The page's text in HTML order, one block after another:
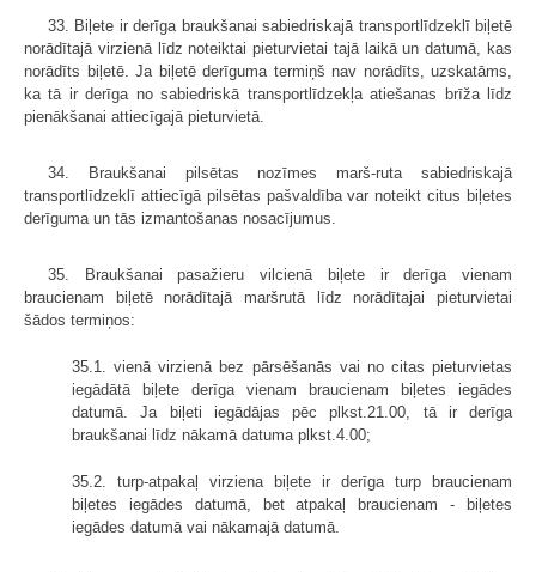
33. Biļete ir derīga braukšanai sabiedriskajā transportlīdzeklī biļetē
norādītajā virzienā līdz noteiktai pieturvietai tajā laikā un datumā, kas
norādīts biļetē. Ja biļetē derīguma termiņš nav norādīts, uzskatāms,
ka tā ir derīga no sabiedriskā transportlīdzekļa atiešanas brīža līdz
pienākšanai attiecīgajā pieturvietā.
34. Braukšanai pilsētas nozīmes marš-ruta sabiedriskajā
transportlīdzeklī attiecīgā pilsētas pašvaldība var noteikt citus biļetes
derīguma un tās izmantošanas nosacījumus.
35. Braukšanai pasažieru vilcienā biļete ir derīga vienam
braucienam biļetē norādītajā maršrutā līdz norādītajai pieturvietai
šādos termiņos:
35.1. vienā virzienā bez pārsēšanās vai no citas pieturvietas
iegādātā biļete derīga vienam braucienam biļetes iegādes
datumā. Ja biļeti iegādājas pēc plkst.21.00, tā ir derīga
braukšanai līdz nākamā datuma plkst.4.00;
35.2. turp-atpakaļ virziena biļete ir derīga turp braucienam
biļetes iegādes datumā, bet atpakaļ braucienam - biļetes
iegādes datumā vai nākamajā datumā.